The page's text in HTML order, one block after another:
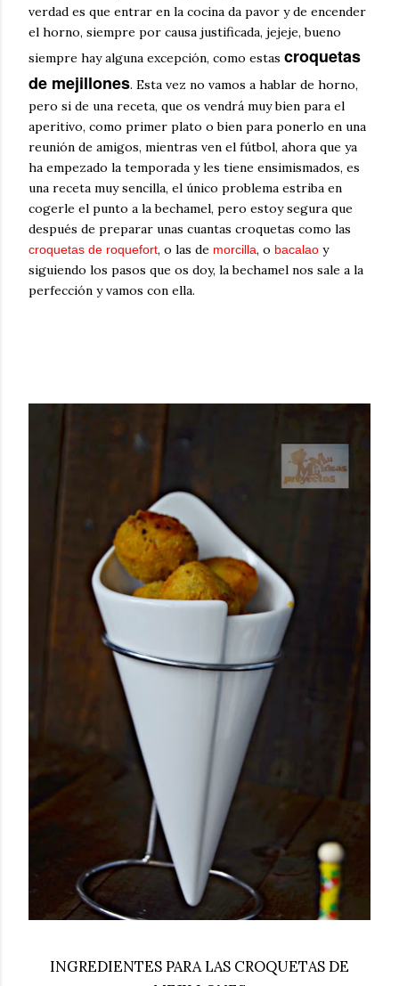
verdad es que entrar en la cocina da pavor y de encender
el horno, siempre por causa justificada, jejeje, bueno
siempre hay alguna excepción, como estas croquetas
de mejillones. Esta vez no vamos a hablar de horno,
pero si de una receta, que os vendrá muy bien para el
aperitivo, como primer plato o bien para ponerlo en una
reunión de amigos, mientras ven el fútbol, ahora que ya
ha empezado la temporada y les tiene ensimismados, es
una receta muy sencilla, el único problema estriba en
cogerle el punto a la bechamel, pero estoy segura que
después de preparar unas cuantas croquetas como las
croquetas de roquefort, o las de morcilla, o bacalao y
siguiendo los pasos que os doy, la bechamel nos sale a la
perfección y vamos con ella.
INGREDIENTES PARA LAS CROQUETAS DE